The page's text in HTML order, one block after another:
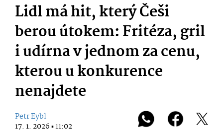
Lidl má hit, který Češi
berou útokem: Fritéza, gril
i udírna v jednom za cenu,
kterou u konkurence
nenajdete
Petr Eybl
17. 1. 2026 ▪ 11:02